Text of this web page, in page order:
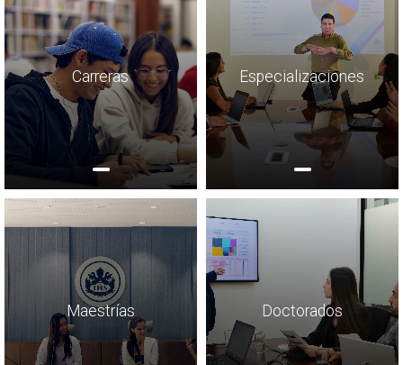
Carreras Especializaciones
Maestrías Doctorados